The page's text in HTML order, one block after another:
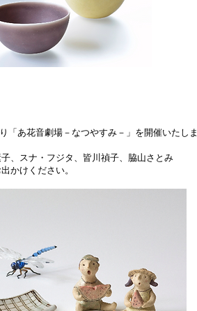
「あ花音劇場－なつやすみ－」を開催いたしま
、スナ・フジタ、皆川禎子、脇山さとみ
かけください。